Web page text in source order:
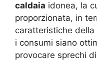
caldaia idonea, la
proporzionata, in
caratteristiche
i consumi siano
provocare sprechi